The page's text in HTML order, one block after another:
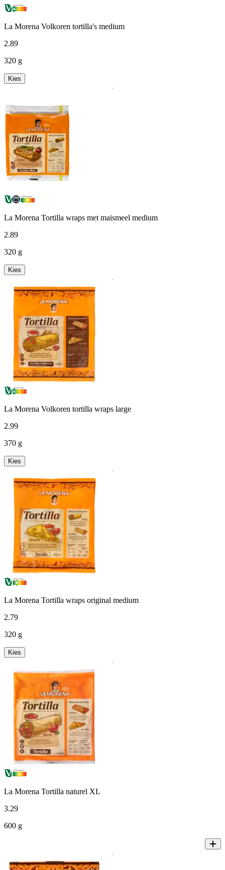
La Morena Volkoren tortilla's medium
2.89
320 g
Kies
La Morena Tortilla wraps met maismeel medium
2.89
320 g
Kies
La Morena Volkoren tortilla wraps large
2.99
370 g
Kies
La Morena Tortilla wraps original medium
2.79
320 g
Kies
La Morena Tortilla naturel XL
3.29
600 g